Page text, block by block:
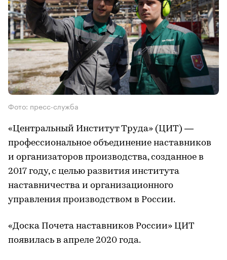
Фото: пресс-служба
«Центральный Институт Труда» (ЦИТ) —
профессиональное объединение наставников
и организаторов производства, созданное в
2017 году, с целью развития института
наставничества и организационного
управления производством в России.
«Доска Почета наставников России» ЦИТ
появилась в апреле 2020 года.